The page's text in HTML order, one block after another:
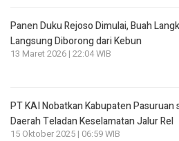
Panen Duku Rejoso Dimulai, Buah
Langsung Diborong dari Kebun
13 Maret 2026 | 22:04 WIB
PT KAI Nobatkan Kabupaten Pasuruan
Daerah Teladan Keselamatan Jalur Rel
15 Oktober 2025 | 06:59 WIB